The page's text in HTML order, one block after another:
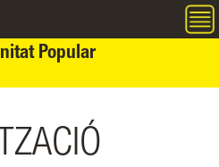
Popular